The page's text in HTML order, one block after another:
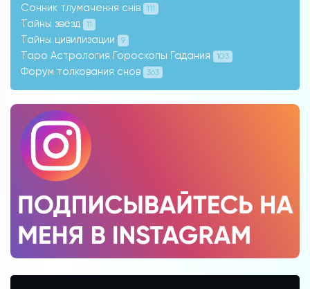
Сонник тлумачення снів 111
Тайны звёзд 11
Тайны цивилизации 9
Таро Астрология Гороскопы Гадания 103
Форум толкования снов 363